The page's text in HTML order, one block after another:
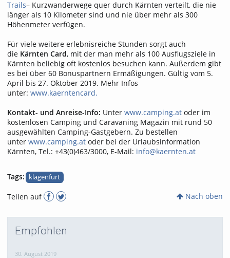
Trails– Kurzwanderwege quer durch Kärnten verteilt, die nie
länger als 10 Kilometer sind und nie über mehr als 300
Höhenmeter verfügen.
Für viele weitere erlebnisreiche Stunden sorgt auch
die Kärnten Card, mit der man mehr als 100 Ausflugsziele in
Kärnten beliebig oft kostenlos besuchen kann. Außerdem gibt
es bei über 60 Bonuspartnern Ermäßigungen. Gültig vom 5.
April bis 27. Oktober 2019. Mehr Infos
unter: www.kaerntencard.
Kontakt- und Anreise-Info: Unter www.camping.at oder im
kostenlosen Camping und Caravaning Magazin mit rund 50
ausgewählten Camping-Gastgebern. Zu bestellen
unter www.camping.at oder bei der Urlaubsinformation
Kärnten, Tel.: +43(0)463/3000, E-Mail: info@kaernten.at
Tags: klagenfurt
Teilen auf Nach oben
Empfohlen
30. August 2019